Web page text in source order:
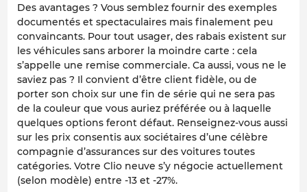
Des avantages ? Vous semblez fournir des exemples
documentés et spectaculaires mais finalement peu
convaincants. Pour tout usager, des rabais existent sur
les véhicules sans arborer la moindre carte : cela
s’appelle une remise commerciale. Ca aussi, vous ne le
saviez pas ? Il convient d’être client fidèle, ou de
porter son choix sur une fin de série qui ne sera pas
de la couleur que vous auriez préférée ou à laquelle
quelques options feront défaut. Renseignez-vous aussi
sur les prix consentis aux sociétaires d’une célèbre
compagnie d’assurances sur des voitures toutes
catégories. Votre Clio neuve s’y négocie actuellement
(selon modèle) entre -13 et -27%.